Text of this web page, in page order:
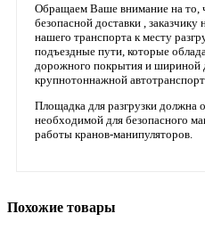
Обращаем Ваше внимание на то,
безопасной доставки ,
нашего транспорта к месту
подъездные пути, которые
дорожного покрытия и шириной
крупнотоннажной
Площадка для разгрузки должна
необходимой для безопасного
работы кранов-манипуляторов.
Похожие товары